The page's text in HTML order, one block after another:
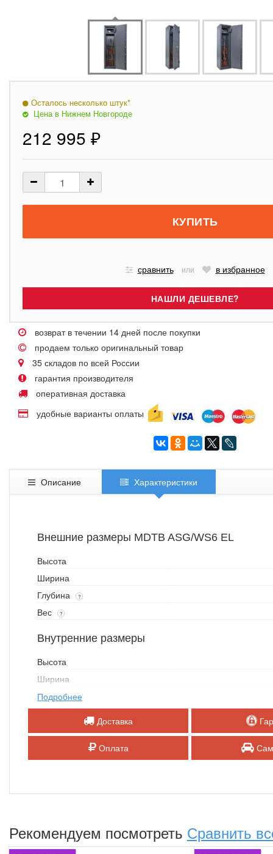
Осталось несколько штук*
Цена в Нижнем Новгороде
212 995 ₽
сравнить или в избранное
возврат в течении 14 дней после покупки
продаем только оригинальный товар
35 складов по всей России
гарантия производителя
оперативная доставка
удобные варианты оплаты
Описание Характеристики
Внешние размеры MDTB ASG/WS6 EL
Высота
Ширина
Глубина
?
Вес ?
Внутренние размеры
Высота
Ширина
Глубина
Патронное отделение
Патронное отделение (В*Ш*Г)
Замок
Комбинированный замок ?
Подробнее
Доставка
Оплата
Рекомендуем посмотреть Сравнить